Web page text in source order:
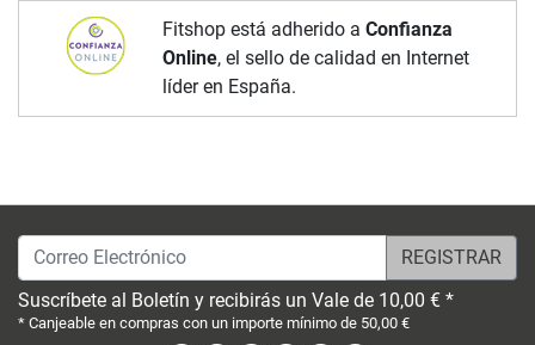
Fitshop está adherido a Confianza
Online, el sello de calidad en Internet
líder en España.
Correo Electrónico
Suscríbete al Boletín y recibirás un Vale de 10,00 € *
* Canjeable en compras con un importe mínimo de 50,00 €